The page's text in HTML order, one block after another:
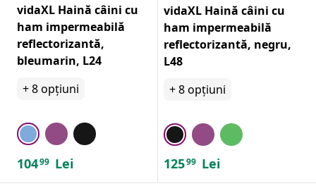
vidaXL Haină câini cu
ham impermeabilă
reflectorizantă,
bleumarin, L24
+8opțiuni
10499 Lei
vidaXL Haină câini cu
ham impermeabilă
reflectorizantă, negru,
L48
+8opțiuni
12599 Lei